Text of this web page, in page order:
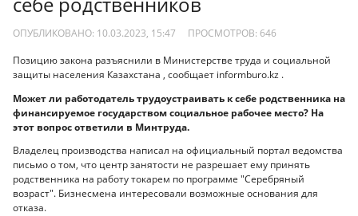
ОПУБЛИКОВАНО: 10.03.2023, 15:47 ПРОСМОТРОВ: 646
Позицию закона разъяснили в Министерстве труда и социальной
защиты населения Казахстана , сообщает informburo.kz .
Может ли работодатель трудоустраивать к себе родственника на
финансируемое государством социальное рабочее место? На
этот вопрос ответили в Минтруда.
Владелец производства написал на официальный портал ведомства
письмо о том, что центр занятости не разрешает ему принять
родственника на работу токарем по программе "Серебряный
возраст". Бизнесмена интересовали возможные основания для
отказа.